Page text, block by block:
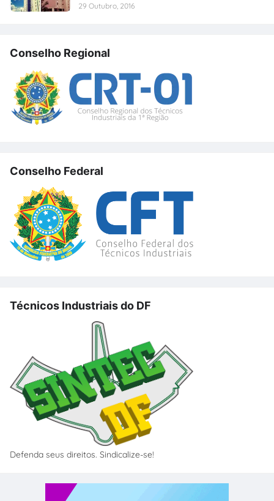
29 Outubro, 2016
Conselho Regional
Conselho Federal
Técnicos Industriais do DF
Defenda seus direitos. Sindicalize-se!